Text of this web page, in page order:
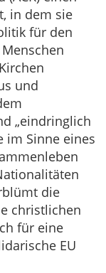
in dem sie
für den
und
„eindringlich
im Sinne eines
die
christlichen
für eine
EU